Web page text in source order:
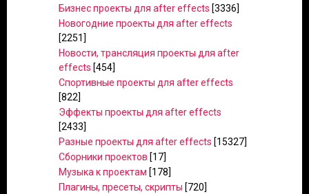
Бизнес проекты для after effects [3336]
Новогодние проекты для after effects
[2251]
Новости, трансляция проекты для after
effects [454]
Спортивные проекты для after effects
[822]
Эффекты проекты для after effects
[2433]
Разные проекты для after effects [15327]
Сборники проектов [17]
Музыка к проектам [178]
Плагины, пресеты, скрипты [720]